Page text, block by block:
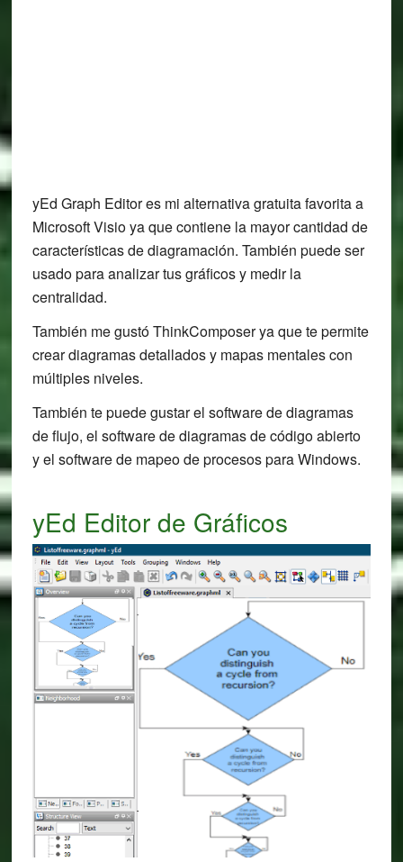
yEd Graph Editor es mi alternativa gratuita favorita a
Microsoft Visio ya que contiene la mayor cantidad de
características de diagramación. También puede ser
usado para analizar tus gráficos y medir la
centralidad.
También me gustó ThinkComposer ya que te permite
crear diagramas detallados y mapas mentales con
múltiples niveles.
También te puede gustar el software de diagramas
de flujo, el software de diagramas de código abierto
y el software de mapeo de procesos para Windows.
yEd Editor de Gráficos